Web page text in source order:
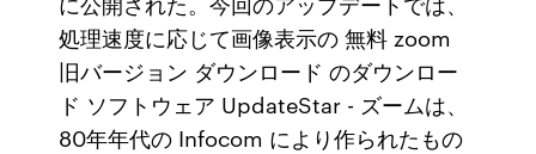
処理速度に応じて画像表示の 無料 zoom
旧バージョン ダウンロード のダウンロー
ド ソフトウェア UpdateStar - ズームは、
80年年代の Infocom により作られたもの